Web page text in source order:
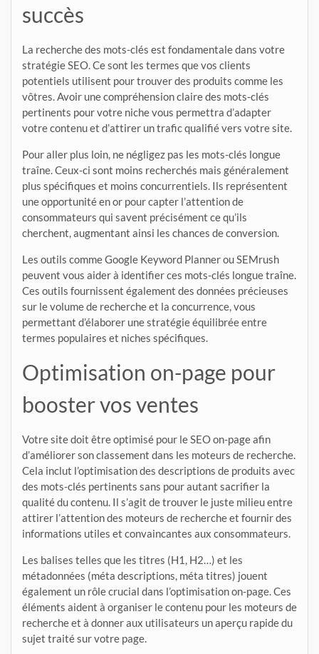
succès
La recherche des mots-clés est fondamentale dans votre
stratégie SEO. Ce sont les termes que vos clients
potentiels utilisent pour trouver des produits comme les
vôtres. Avoir une compréhension claire des mots-clés
pertinents pour votre niche vous permettra d’adapter
votre contenu et d’attirer un trafic qualifié vers votre site.
Pour aller plus loin, ne négligez pas les mots-clés longue
traîne. Ceux-ci sont moins recherchés mais généralement
plus spécifiques et moins concurrentiels. Ils représentent
une opportunité en or pour capter l’attention de
consommateurs qui savent précisément ce qu’ils
cherchent, augmentant ainsi les chances de conversion.
Les outils comme Google Keyword Planner ou SEMrush
peuvent vous aider à identifier ces mots-clés longue traîne.
Ces outils fournissent également des données précieuses
sur le volume de recherche et la concurrence, vous
permettant d’élaborer une stratégie équilibrée entre
termes populaires et niches spécifiques.
Optimisation on-page pour
booster vos ventes
Votre site doit être optimisé pour le SEO on-page afin
d’améliorer son classement dans les moteurs de recherche.
Cela inclut l’optimisation des descriptions de produits avec
des mots-clés pertinents sans pour autant sacrifier la
qualité du contenu. Il s’agit de trouver le juste milieu entre
attirer l’attention des moteurs de recherche et fournir des
informations utiles et convaincantes aux consommateurs.
Les balises telles que les titres (H1, H2…) et les
métadonnées (méta descriptions, méta titres) jouent
également un rôle crucial dans l’optimisation on-page. Ces
éléments aident à organiser le contenu pour les moteurs de
recherche et à donner aux utilisateurs un aperçu rapide du
sujet traité sur votre page.